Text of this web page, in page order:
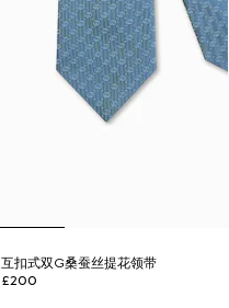
互扣式双G桑蚕丝提花领带
£200